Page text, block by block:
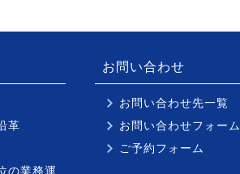
革
の業務運
お問い合わせ
お問い合わせ先一覧
お問い合わせフォーム
ご予約フォーム